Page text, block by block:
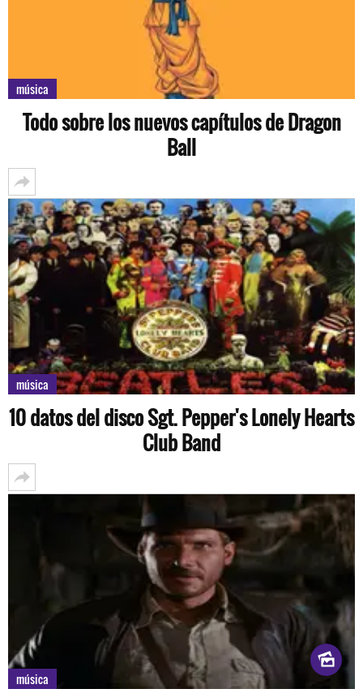
música
Todo sobre los nuevos capítulos de Dragon
Ball
música
10 datos del disco Sgt. Pepper's Lonely Hearts
Club Band
música